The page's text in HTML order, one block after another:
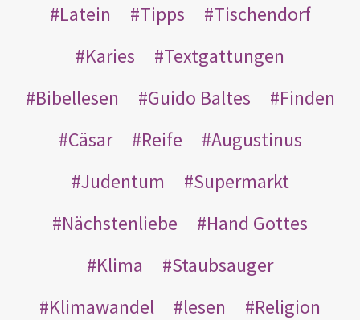
Latein
Tipps
Tischendorf
Karies
Textgattungen
Bibellesen
Guido Baltes
Finden
Cäsar
Reife
Augustinus
Judentum
Supermarkt
Nächstenliebe
Hand Gottes
Klima
Staubsauger
Klimawandel
lesen
Religion